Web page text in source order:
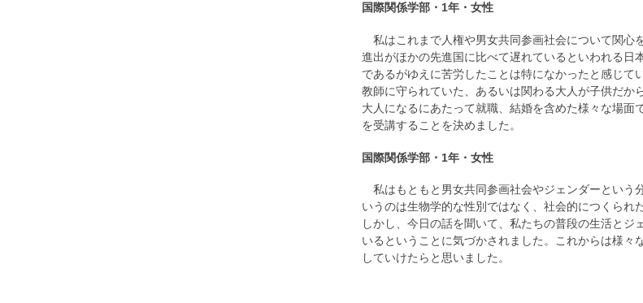
国際関係学部・1年・女性
私はこれまで人権や男女共同参画社会について関心
進出がほかの先進国に比べて遅れているといわれる日
であるがゆえに苦労したことは特になかったと感じ
教師に守られていた、あるいは関わる大人が子供だか
大人になるにあたって就職、結婚を含めた様々な場
を受講することを決めました。
国際関係学部・1年・女性
私はもともと男女共同参画社会やジェンダーという
いうのは生物学的な性別ではなく、社会的につくられ
しかし、今日の話を聞いて、私たちの普段の生活と
いるということに気づかされました。これからは様
していけたらと思いました。